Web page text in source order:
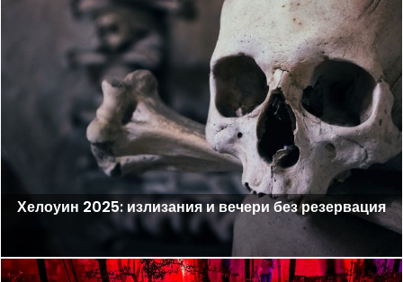
Хелоуин 2025: излизания и вечери без резервация